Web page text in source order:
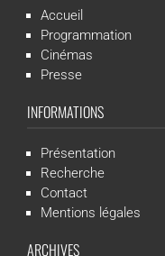
Accueil
Programmation
Cinémas
Presse
INFORMATIONS
Présentation
Recherche
Contact
Mentions légales
ARCHIVES